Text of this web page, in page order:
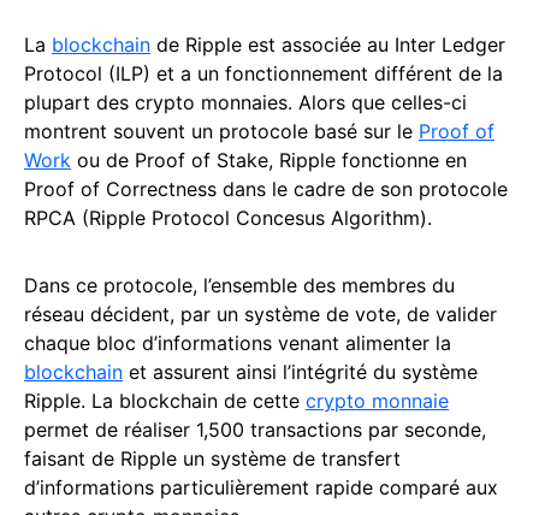
La blockchain de Ripple est associée au Inter Ledger
Protocol (ILP) et a un fonctionnement différent de la
plupart des crypto monnaies. Alors que celles-ci
montrent souvent un protocole basé sur le Proof of
Work ou de Proof of Stake, Ripple fonctionne en
Proof of Correctness dans le cadre de son protocole
RPCA (Ripple Protocol Concesus Algorithm).
Dans ce protocole, l’ensemble des membres du
réseau décident, par un système de vote, de valider
chaque bloc d’informations venant alimenter la
blockchain et assurent ainsi l’intégrité du système
Ripple. La blockchain de cette crypto monnaie
permet de réaliser 1,500 transactions par seconde,
faisant de Ripple un système de transfert
d’informations particulièrement rapide comparé aux